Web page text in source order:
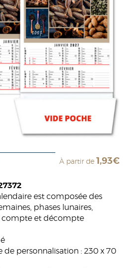
À partir de 1,93€
est composée des
phases lunaires,
compte et décompte
de personnalisation : 230 x 70